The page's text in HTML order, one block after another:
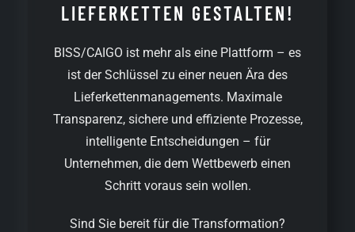
LIEFERKETTEN GESTALTEN!
BISS/CAIGO ist mehr als eine Plattform – es
ist der Schlüssel zu einer neuen Ära des
Lieferkettenmanagements. Maximale
Transparenz, sichere und effiziente Prozesse,
intelligente Entscheidungen – für
Unternehmen, die dem Wettbewerb einen
Schritt voraus sein wollen.
Sind Sie bereit für die Transformation?